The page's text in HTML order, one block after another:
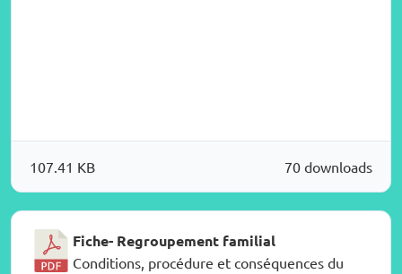
70 downloads
107.41 KB
Fiche- Regroupement familial
Conditions, procédure et conséquences du